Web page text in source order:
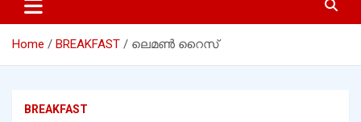
Home BREAKFAST ലെമൺ റൈസ്
BREAKFAST